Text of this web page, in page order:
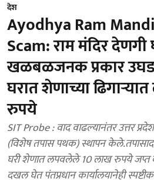
देश
Ayodhya Ram
Scam: राम मंदिर देणगी
खळबळजनक प्रकार
घरात शेणाच्या
रुपये
SIT Probe : वाद वाढल्यानंतर उत्तर
(विशेष तपास पथक) स्थापन
घरी शेणात लपवलेले 10 लाख रुपये जप्त
दखल घेत पंतप्रधान कार्यालयानेही